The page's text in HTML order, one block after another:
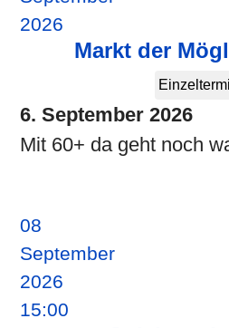
2026
Markt der
6. September 2026
Mit 60+ da geht noch
08
September
2026
15:00